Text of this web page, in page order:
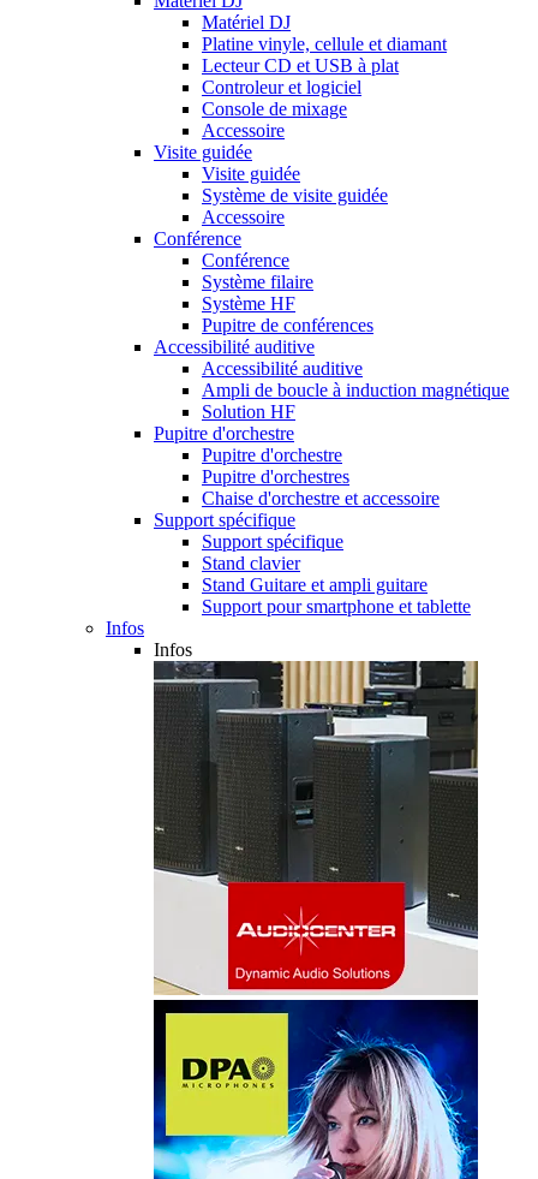
Matériel DJ
Platine vinyle, cellule et diamant
Lecteur CD et USB à plat
Controleur et logiciel
Console de mixage
Accessoire
Visite guidée
Visite guidée
Système de visite guidée
Accessoire
Conférence
Conférence
Système filaire
Système HF
Pupitre de conférences
Accessibilité auditive
Accessibilité auditive
Ampli de boucle à induction magnétique
Solution HF
Pupitre d'orchestre
Pupitre d'orchestre
Pupitre d'orchestres
Chaise d'orchestre et accessoire
Support spécifique
Support spécifique
Stand clavier
Stand Guitare et ampli guitare
Support pour smartphone et tablette
Infos
Infos